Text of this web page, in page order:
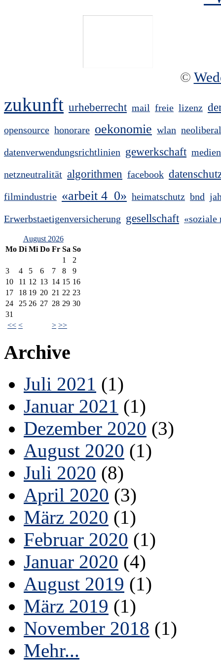
©
zukunft urheberrecht mail freie lizenz
opensource honorare oekonomie wlan
datenverwendungsrichtlinien gewerkschaft medien
netzneutralität algorithmen facebook
filmindustrie «arbeit 4_0» heimatschutz bnd
Erwerbstaetigenversicherung gesellschaft «soziale
August 2026
Mo Di Mi Do Fr Sa So
1
2
3
4 5 6 7 8
9
10
11 12 13 14 15 16
17
18 19 20 21 22 23
24
25 26 27 28 29 30
31
<< < > >>
Archive
Juli 2021 (1)
Januar 2021 (1)
Dezember 2020 (3)
August 2020 (1)
Juli 2020 (8)
April 2020 (3)
März 2020 (1)
Februar 2020 (1)
Januar 2020 (4)
August 2019 (1)
März 2019 (1)
November 2018 (1)
Mehr...